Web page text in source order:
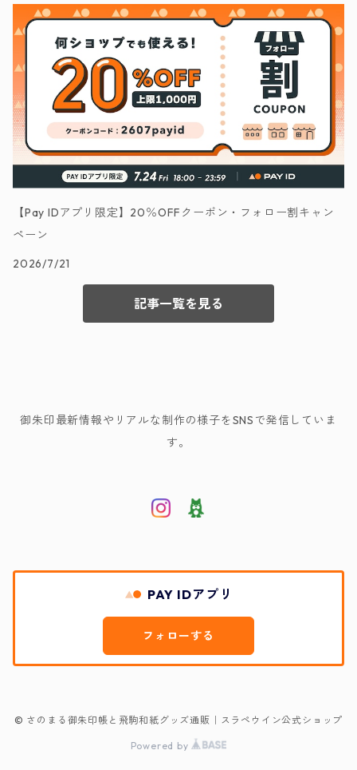
【Pay IDアプリ限定】20％OFFクーポン・フォロー割キャン
ペーン
2026/7/21
記事一覧を見る
御朱印最新情報やリアルな制作の様子をSNSで発信していま
す。
PAY IDアプリ
フォローする
© さのまる御朱印帳と飛駒和紙グッズ通販｜スラペウイン公式ショップ
Powered by